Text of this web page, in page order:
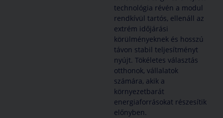
technológia révén a modul
rendkívül tartós, ellenáll az
extrém időjárási
körülményeknek és hosszú
távon stabil teljesítményt
nyújt. Tökéletes választás
otthonok, vállalatok
számára, akik a
környezetbarát
energiaforrásokat részesítik
előnyben.